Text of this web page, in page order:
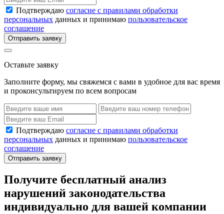
Подтверждаю согласие с правилами обработки
персональных данных и принимаю пользовательское
соглашение
Отправить заявку
Оставьте заявку
Заполните форму, мы свяжемся с вами в удобное для вас время
и проконсультируем по всем вопросам
Подтверждаю согласие с правилами обработки
персональных данных и принимаю пользовательское
соглашение
Отправить заявку
Получите бесплатный анализ
нарушений законодательства
индивидуально для вашей компании